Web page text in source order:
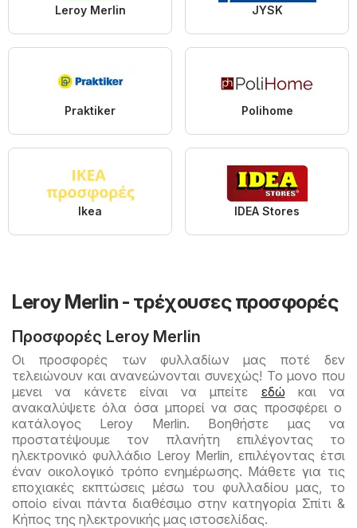
Leroy Merlin JYSK
Praktiker Polihome
Ikea IDEA Stores
Leroy Merlin - τρέχουσες προσφορές
Προσφορές Leroy Merlin
Οι προσφορές των φυλλαδίων μας ποτέ δεν
τελειώνουν και ανανεώνονται συνεχώς! Το μονο που
μενει να κάνετε είναι να μπείτε εδώ και να
ανακαλύψετε όλα όσα μπορεί να σας προσφέρει ο
κατάλογος Leroy Merlin. Βοηθήστε μας να
προστατέψουμε τον πλανήτη επιλέγοντας το
ηλεκτρονικό φυλλάδιο Leroy Merlin, επιλέγοντας έτσι
έναν οικολογικό τρόπο ενημέρωσης. Μάθετε για τις
εποχιακές εκπτώσεις μέσω του φυλλαδίου μας, το
οποίο είναι πάντα διαθέσιμο στην κατηγορία Σπίτι &
Κήπος της ηλεκτρονικής μας ιστοσελίδας.